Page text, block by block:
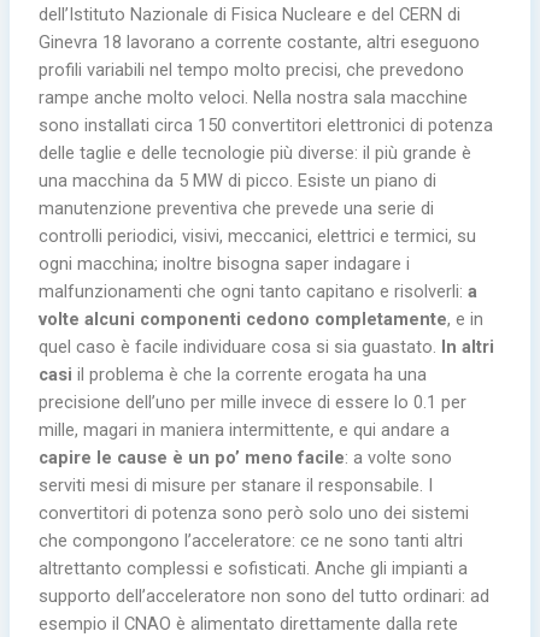
dell’Istituto Nazionale di Fisica Nucleare e del CERN di
Ginevra 18 lavorano a corrente costante, altri eseguono
profili variabili nel tempo molto precisi, che prevedono
rampe anche molto veloci. Nella nostra sala macchine
sono installati circa 150 convertitori elettronici di potenza
delle taglie e delle tecnologie più diverse: il più grande è
una macchina da 5 MW di picco. Esiste un piano di
manutenzione preventiva che prevede una serie di
controlli periodici, visivi, meccanici, elettrici e termici, su
ogni macchina; inoltre bisogna saper indagare i
malfunzionamenti che ogni tanto capitano e risolverli: a
volte alcuni componenti cedono completamente, e in
quel caso è facile individuare cosa si sia guastato. In altri
casi il problema è che la corrente erogata ha una
precisione dell’uno per mille invece di essere lo 0.1 per
mille, magari in maniera intermittente, e qui andare a
capire le cause è un po’ meno facile: a volte sono
serviti mesi di misure per stanare il responsabile. I
convertitori di potenza sono però solo uno dei sistemi
che compongono l’acceleratore: ce ne sono tanti altri
altrettanto complessi e sofisticati. Anche gli impianti a
supporto dell’acceleratore non sono del tutto ordinari: ad
esempio il CNAO è alimentato direttamente dalla rete